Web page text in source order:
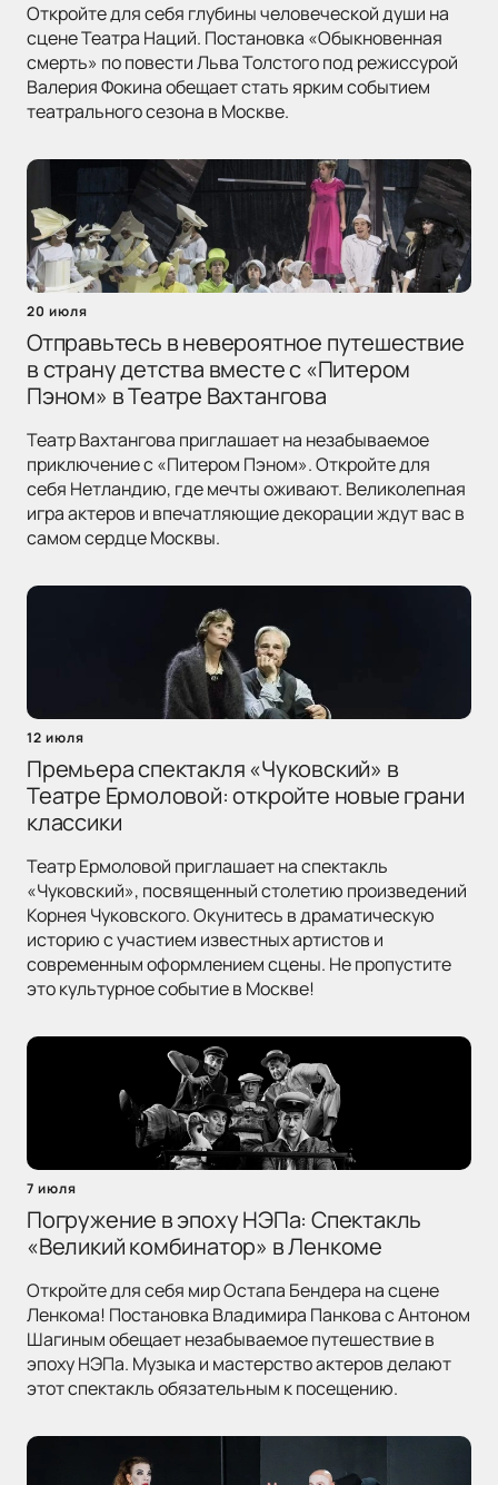
Откройте для себя глубины человеческой души на
сцене Театра Наций. Постановка «Обыкновенная
смерть» по повести Льва Толстого под режиссурой
Валерия Фокина обещает стать ярким событием
театрального сезона в Москве.
20 июля
Отправьтесь в невероятное путешествие
в страну детства вместе с «Питером
Пэном» в Театре Вахтангова
Театр Вахтангова приглашает на незабываемое
приключение с «Питером Пэном». Откройте для
себя Нетландию, где мечты оживают. Великолепная
игра актеров и впечатляющие декорации ждут вас в
самом сердце Москвы.
12 июля
Премьера спектакля «Чуковский» в
Театре Ермоловой: откройте новые грани
классики
Театр Ермоловой приглашает на спектакль
«Чуковский», посвященный столетию произведений
Корнея Чуковского. Окунитесь в драматическую
историю с участием известных артистов и
современным оформлением сцены. Не пропустите
это культурное событие в Москве!
7 июля
Погружение в эпоху НЭПа: Спектакль
«Великий комбинатор» в Ленкоме
Откройте для себя мир Остапа Бендера на сцене
Ленкома! Постановка Владимира Панкова с Антоном
Шагиным обещает незабываемое путешествие в
эпоху НЭПа. Музыка и мастерство актеров делают
этот спектакль обязательным к посещению.